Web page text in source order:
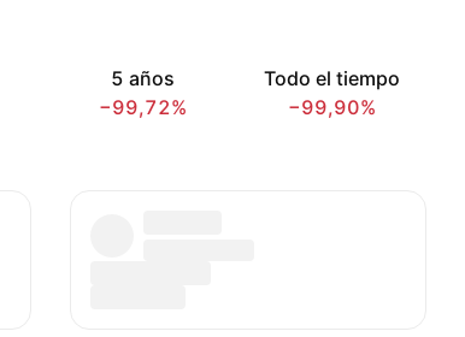
5 años
−99,72%
Todo el tiempo
−99,90%